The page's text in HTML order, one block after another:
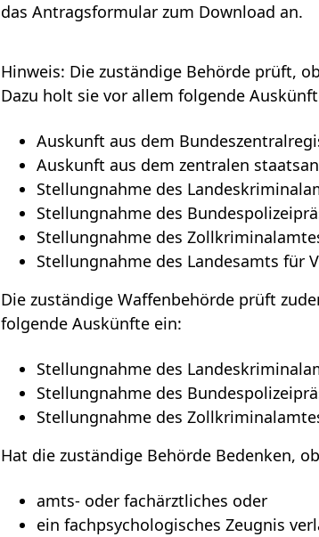
das Antragsformular zum Download an.
Hinweis: Die zuständige Behörde prüft,
Dazu holt sie vor allem folgende
Auskunft aus dem
Auskunft aus dem zentralen
Stellungnahme des
Stellungnahme des
Stellungnahme des
Stellungnahme des Landesamts für
Die zuständige Waffenbehörde prüft
folgende Auskünfte ein:
Stellungnahme des
Stellungnahme des
Stellungnahme des
Hat die zuständige Behörde Bedenken,
amts- oder fachärztliches oder
ein fachpsychologisches Zeugnis